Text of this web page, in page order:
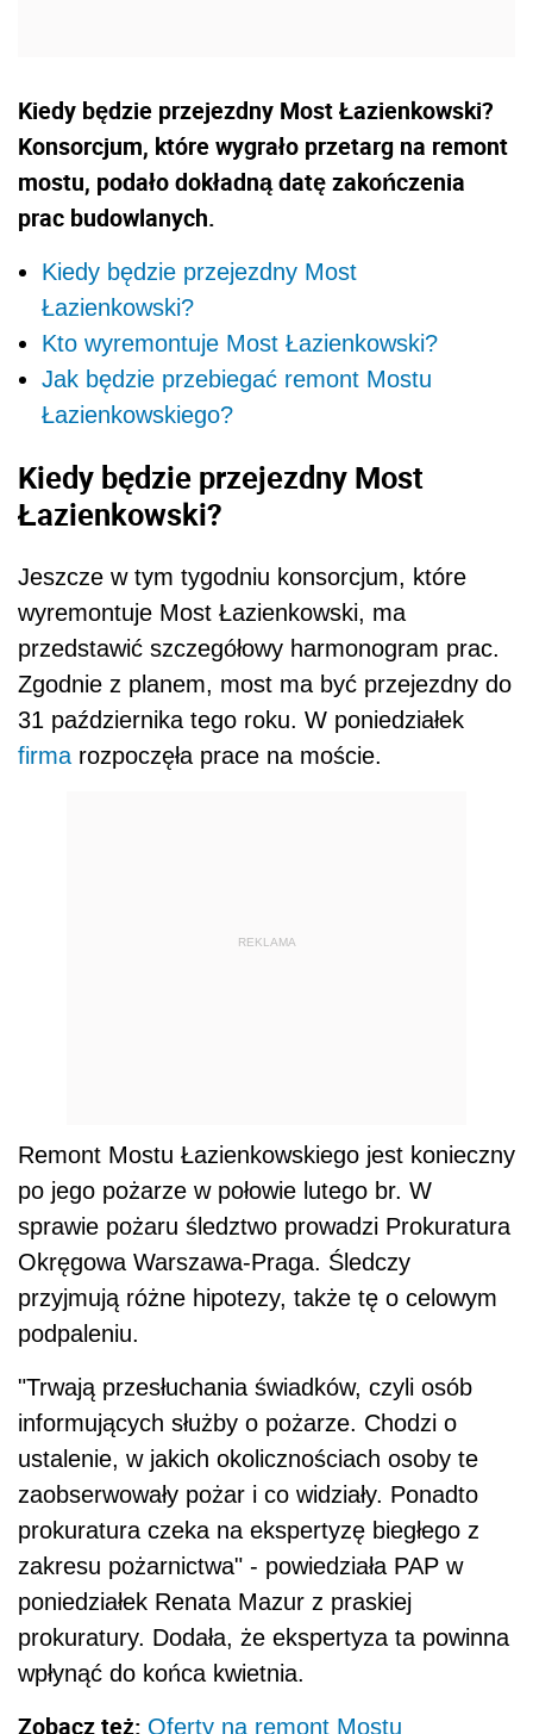
Kiedy będzie przejezdny Most Łazienkowski?
Konsorcjum, które wygrało przetarg na remont
mostu, podało dokładną datę zakończenia
prac budowlanych.
Kiedy będzie przejezdny Most
Łazienkowski?
Kto wyremontuje Most Łazienkowski?
Jak będzie przebiegać remont Mostu
Łazienkowskiego?
Kiedy będzie przejezdny Most
Łazienkowski?
Jeszcze w tym tygodniu konsorcjum, które
wyremontuje Most Łazienkowski, ma
przedstawić szczegółowy harmonogram prac.
Zgodnie z planem, most ma być przejezdny do
31 października tego roku. W poniedziałek
firma rozpoczęła prace na moście.
REKLAMA
Remont Mostu Łazienkowskiego jest konieczny
po jego pożarze w połowie lutego br. W
sprawie pożaru śledztwo prowadzi Prokuratura
Okręgowa Warszawa-Praga. Śledczy
przyjmują różne hipotezy, także tę o celowym
podpaleniu.
"Trwają przesłuchania świadków, czyli osób
informujących służby o pożarze. Chodzi o
ustalenie, w jakich okolicznościach osoby te
zaobserwowały pożar i co widziały. Ponadto
prokuratura czeka na ekspertyzę biegłego z
zakresu pożarnictwa" - powiedziała PAP w
poniedziałek Renata Mazur z praskiej
prokuratury. Dodała, że ekspertyza ta powinna
wpłynąć do końca kwietnia.
Zobacz też: Oferty na remont Mostu